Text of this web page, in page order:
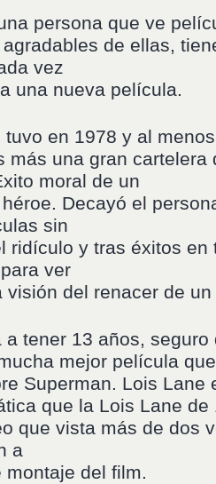
persona que ve
de ellas,
vez
una nueva película.
tuvo en 1978 y al menos
más una gran cartelera
moral de un
Decayó el
sin
ridículo y tras éxitos
ver
visión del renacer de
a tener 13 años,
mejor película
Superman. Lois Lane
que la Lois Lane
que vista más de dos
a
montaje del film.